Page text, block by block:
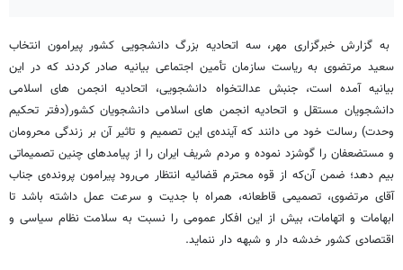
به گزارش خبرگزاری مهر، سه اتحادیه بزرگ دانشجویی کشور پیرامون انتخاب
سعید مرتضوی به ریاست سازمان تأمین اجتماعی بیانیه صادر کردند که در این
بیانیه آمده است، جنبش عدالتخواه دانشجویی، اتحادیه انجمن های اسلامی
دانشجویان مستقل و اتحادیه انجمن های اسلامی دانشجویان کشور(دفتر تحکیم
وحدت) رسالت خود می دانند که آینده‌ی این تصمیم و تاثیر آن بر زندگی محرومان
و مستضعفان را گوشزد نموده و مردم شریف ایران را از پیامدهای چنین تصمیماتی
بیم دهد؛ ضمن آن‌که از قوه محترم قضائیه انتظار می‌رود پیرامون پرونده‌ی جناب
آقای مرتضوی، تصمیمی قاطعانه، همراه با جدیت و سرعت عمل داشته باشد تا
ابهامات و اتهامات، بیش از این افکار عمومی را نسبت به سلامت نظام سیاسی و
اقتصادی کشور خدشه دار و شبهه دار ننماید.